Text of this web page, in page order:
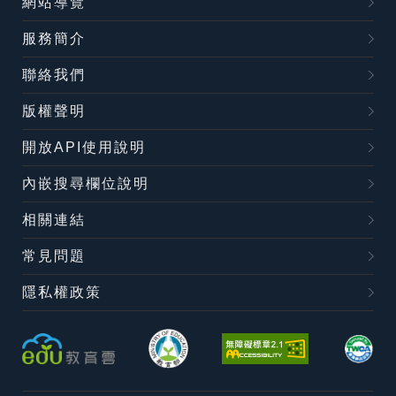
服務簡介
聯絡我們
版權聲明
開放API使用說明
內嵌搜尋欄位說明
相關連結
常見問題
隱私權政策